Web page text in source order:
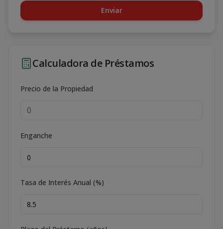
Enviar
Calculadora de Préstamos
Precio de la Propiedad
Enganche
Tasa de Interés Anual (%)